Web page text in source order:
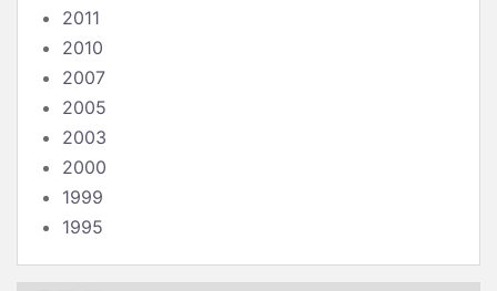
2011
2010
2007
2005
2003
2000
1999
1995